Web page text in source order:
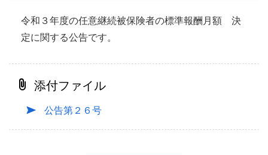
令和３年度の任意継続被保険者の標準報酬月額 決
定に関する公告です。
添付ファイル
公告第２６号